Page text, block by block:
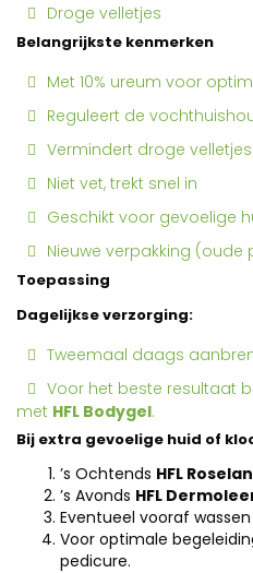
Droge velletjes
Belangrijkste kenmerken
Met 10% ureum voor
Reguleert de
Vermindert droge
Niet vet, trekt snel in
Geschikt voor gevoelige
Nieuwe verpakking
Toepassing
Dagelijkse verzorging:
Tweemaal daags
Voor het beste resultaat
met HFL Bodygel.
Bij extra gevoelige huid of
’s Ochtends HFL
’s Avonds HFL
Eventueel vooraf
Voor optimale
pedicure.